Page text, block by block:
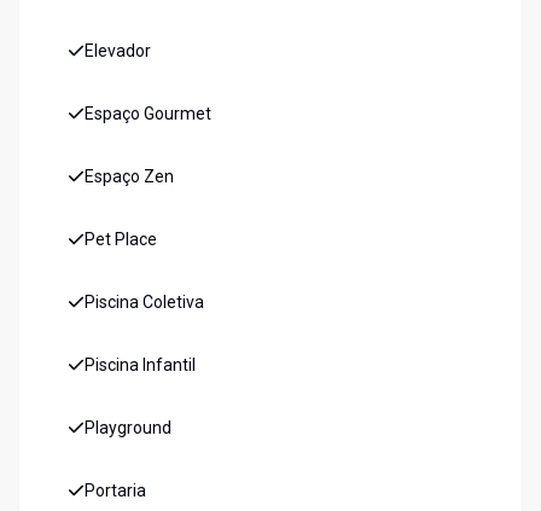
Elevador
Espaço Gourmet
Espaço Zen
Pet Place
Piscina Coletiva
Piscina Infantil
Playground
Portaria